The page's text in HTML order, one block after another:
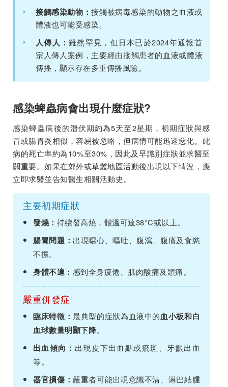
›
接觸感染動物：接觸被病毒感染的動物之血液或
體液也可能受感染。
›
人傳人：雖然罕見，但日本已於2024年通報首
宗人傳人案例，主要經由接觸患者的血液或體液
傳播，顯示存在多重傳播風險。
感染蜱蟲病會出現什麼症狀?
感染蜱蟲病後的潛伏期約為5天至2星期，初期症狀與感
冒或腸胃炎相似，容易被忽略，但病情可能迅速惡化。此
病的死亡率約為10%至30%，因此及早識別症狀並求醫至
關重要。如果在郊外或草叢地區活動後出現以下情況，應
立即求醫並告知醫生相關活動史。
主要初期症狀
發燒： 持續發高燒，體溫可達38°C或以上。
腸胃問題： 出現噁心、嘔吐、腹瀉、腹痛及食慾
不振。
身體不適： 感到全身疲倦、肌肉酸痛及頭痛。
嚴重併發症
臨床特徵：最典型的症狀為血液中的血小板和白
血球數量明顯下降。
出血傾向： 出現皮下出血點或瘀斑、牙齦出血
等。
器官損傷：嚴重者可能出現意識不清、淋巴結腫